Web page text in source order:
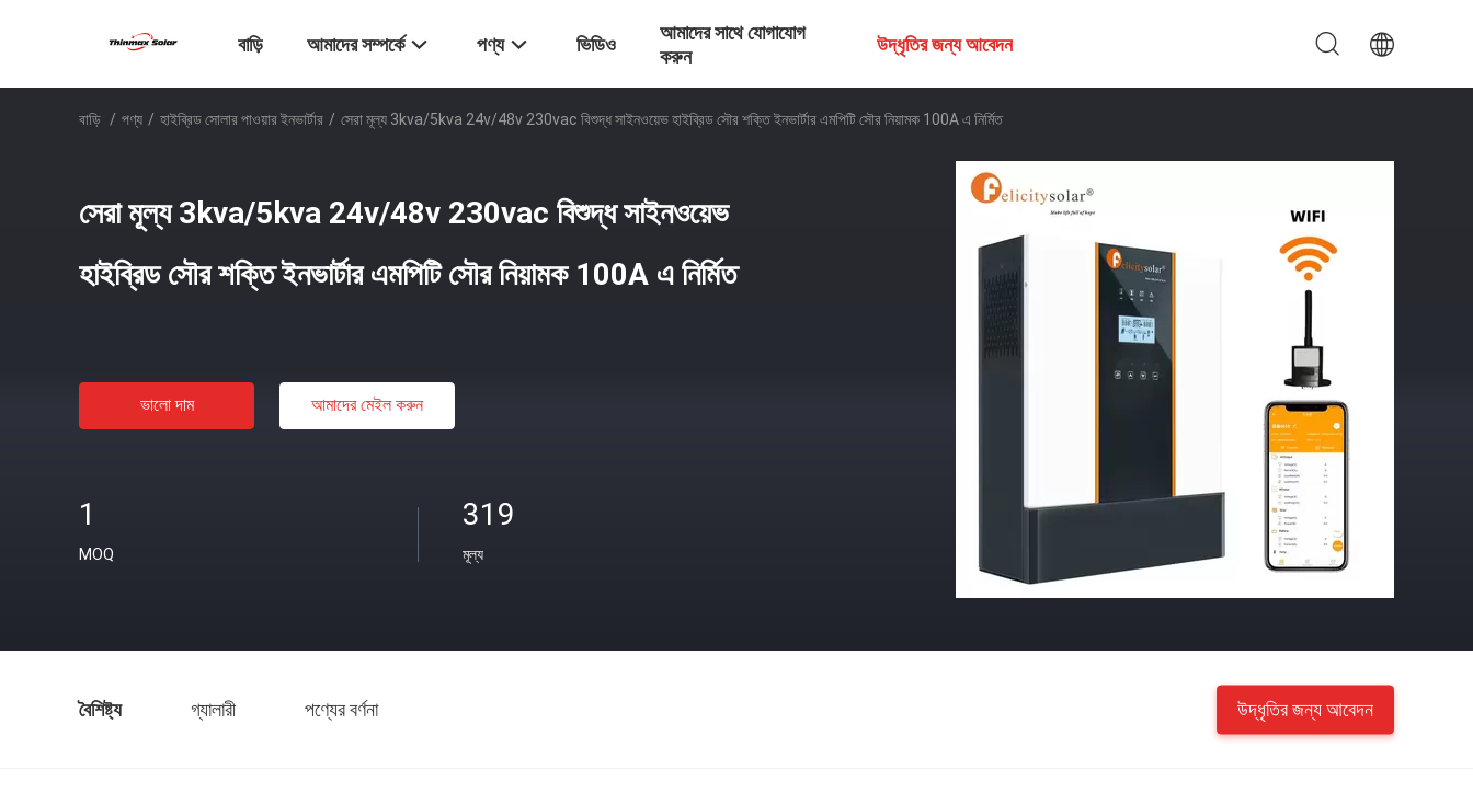
বাড়ি আমাদের সম্পর্কে পণ্য ভিডিও
আমাদের সাথে যোগাযোগ
করুন
উদ্ধৃতির জন্য আবেদন
বাড়ি / পণ্য / হাইব্রিড সোলার পাওয়ার ইনভার্টার / সেরা মূল্য 3kva/5kva 24v/48v 230vac বিশুদ্ধ সাইনওয়েভ হাইব্রিড সৌর শক্তি ইনভার্টার এমপিটি সৌর নিয়ামক 100A এ নির্মিত
সেরা মূল্য 3kva/5kva 24v/48v 230vac বিশুদ্ধ সাইনওয়েভ
হাইব্রিড সৌর শক্তি ইনভার্টার এমপিটি সৌর নিয়ামক 100A এ নির্মিত
ভালো দাম আমাদের মেইল ​​করুন
1
MOQ
319
মূল্য
বৈশিষ্ট্য গ্যালারী পণ্যের বর্ণনা উদ্ধৃতির জন্য আবেদন